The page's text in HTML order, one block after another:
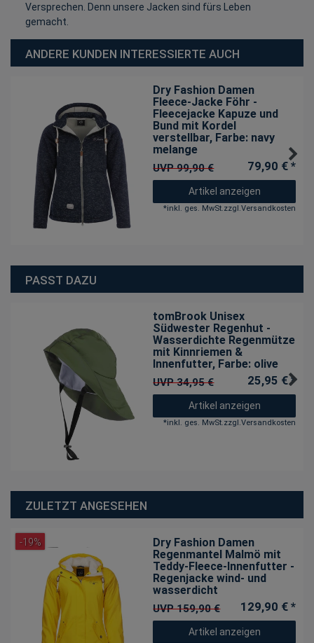
Versprechen. Denn unsere Jacken sind fürs Leben
gemacht.
ANDERE KUNDEN INTERESSIERTE AUCH
Dry Fashion Damen
Fleece-Jacke Föhr -
Fleecejacke Kapuze und
Bund mit Kordel
verstellbar, Farbe: navy
melange
UVP 99,90 € 79,90 € *
Artikel anzeigen
*inkl. ges. MwSt.zzgl.Versandkosten
PASST DAZU
tomBrook Unisex
Südwester Regenhut -
Wasserdichte Regenmütze
mit Kinnriemen &
Innenfutter, Farbe: olive
UVP 34,95 € 25,95 € *
Artikel anzeigen
*inkl. ges. MwSt.zzgl.Versandkosten
ZULETZT ANGESEHEN
-19%
Dry Fashion Damen
Regenmantel Malmö mit
Teddy-Fleece-Innenfutter -
Regenjacke wind- und
wasserdicht
UVP 159,90 € 129,90 € *
Artikel anzeigen